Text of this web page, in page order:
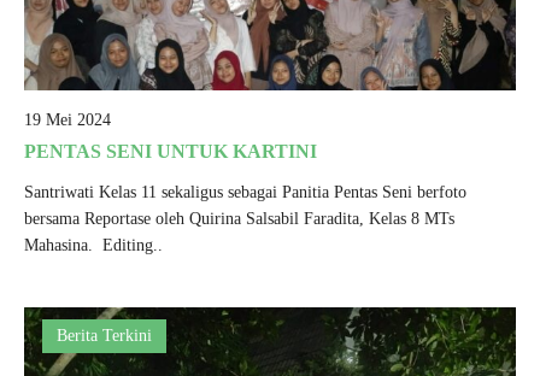
19 Mei 2024
PENTAS SENI UNTUK KARTINI
Santriwati Kelas 11 sekaligus sebagai Panitia Pentas Seni berfoto
bersama Reportase oleh Quirina Salsabil Faradita, Kelas 8 MTs
Mahasina. Editing..
Berita Terkini